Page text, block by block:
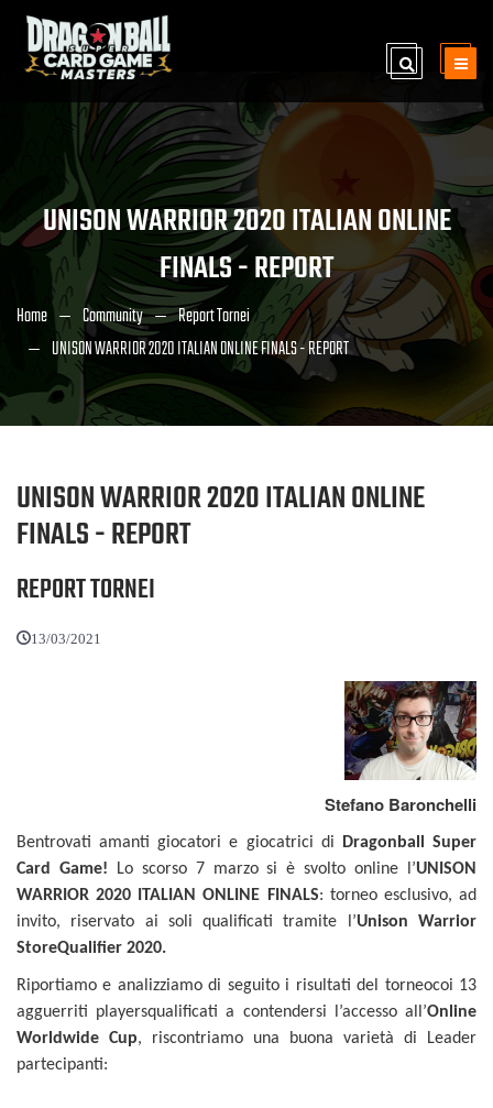
UNISON WARRIOR 2020 ITALIAN ONLINE
FINALS - REPORT
Home Community
Report Tornei
UNISON WARRIOR 2020 ITALIAN ONLINE FINALS - REPORT
UNISON WARRIOR 2020 ITALIAN ONLINE
FINALS - REPORT
REPORT TORNEI
13/03/2021
Stefano Baronchelli
Bentrovati amanti giocatori e giocatrici di Dragonball Super
Card Game! Lo scorso 7 marzo si è svolto online l’UNISON
WARRIOR 2020 ITALIAN ONLINE FINALS: torneo esclusivo, ad
invito, riservato ai soli qualificati tramite l’Unison Warrior
StoreQualifier 2020.
Riportiamo e analizziamo di seguito i risultati del torneocoi 13
agguerriti playersqualificati a contendersi l’accesso all’Online
Worldwide Cup, riscontriamo una buona varietà di Leader
partecipanti: